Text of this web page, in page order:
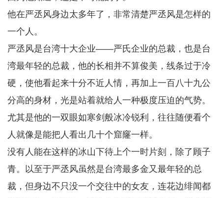
他在严丞风身边太多年了，非常清楚严丞风是怎样的
一个人。
严丞风是台湾十大企业——严氏企业的总裁，也是台
湾最年轻的总裁，他的长相并不算俊美，线条过于冷
硬，使他看起来十分不近人情，再加上一百八十九公
分高的身材，光是站着就给人一种极度压迫的气势。
尤其是他的一双眼如寒剑般冰冷锐利，往往随便看个
人就像是能把人看出几十个窟窿一样。
没有人能在这样的冰山下待上个一时片刻，除了顾子
青。以至于严丞风虽然是台湾最多金又最年轻的总
裁，但身边不只没一个交往中的女友，连花边绯闻都